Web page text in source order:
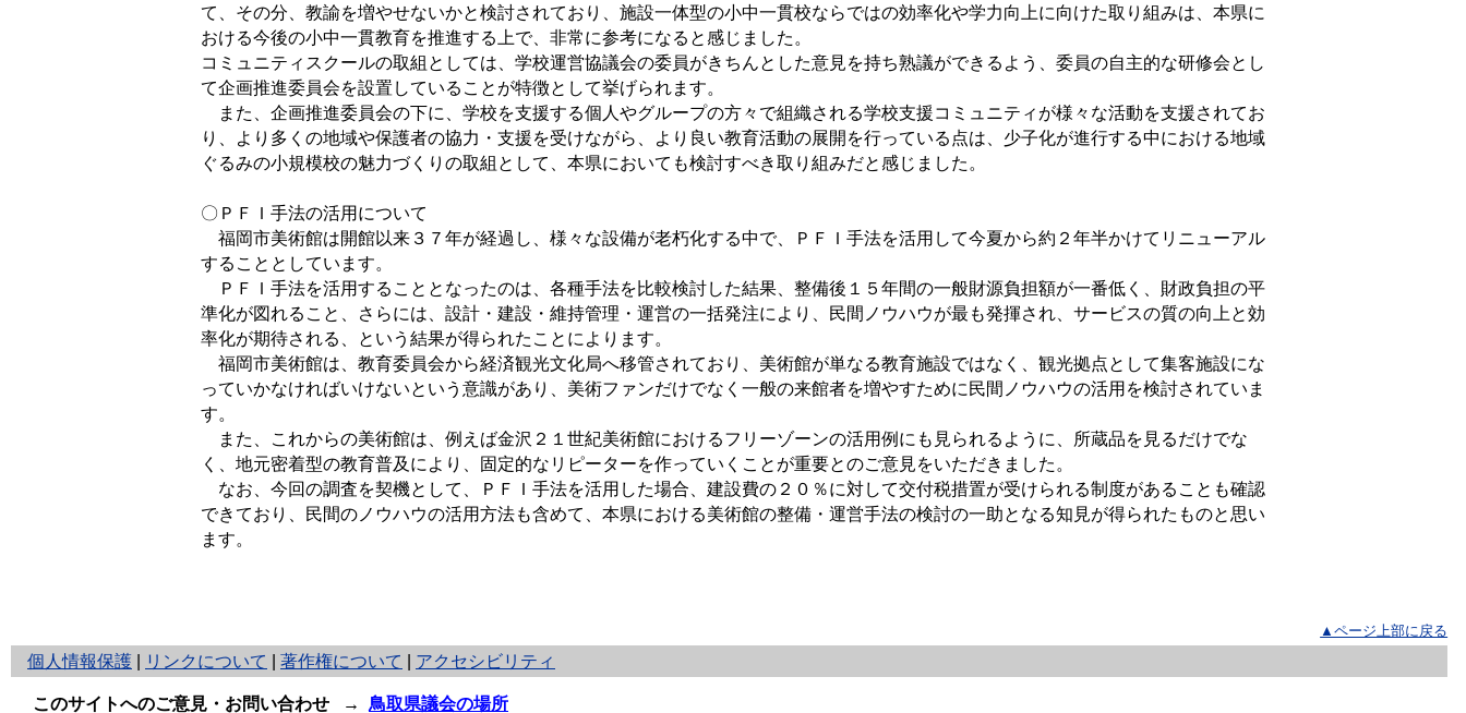
て、その分、教諭を増やせないかと検討されており、施設一体型の小中一貫校ならではの効率化や学力向上に向けた取り組みは、本県に
おける今後の小中一貫教育を推進する上で、非常に参考になると感じました。
コミュニティスクールの取組としては、学校運営協議会の委員がきちんとした意見を持ち熟議ができるよう、委員の自主的な研修会とし
て企画推進委員会を設置していることが特徴として挙げられます。
また、企画推進委員会の下に、学校を支援する個人やグループの方々で組織される学校支援コミュニティが様々な活動を支援されてお
り、より多くの地域や保護者の協力・支援を受けながら、より良い教育活動の展開を行っている点は、少子化が進行する中における地域
ぐるみの小規模校の魅力づくりの取組として、本県においても検討すべき取り組みだと感じました。
〇ＰＦＩ手法の活用について
福岡市美術館は開館以来３７年が経過し、様々な設備が老朽化する中で、ＰＦＩ手法を活用して今夏から約２年半かけてリニューアル
することとしています。
ＰＦＩ手法を活用することとなったのは、各種手法を比較検討した結果、整備後１５年間の一般財源負担額が一番低く、財政負担の平
準化が図れること、さらには、設計・建設・維持管理・運営の一括発注により、民間ノウハウが最も発揮され、サービスの質の向上と効
率化が期待される、という結果が得られたことによります。
福岡市美術館は、教育委員会から経済観光文化局へ移管されており、美術館が単なる教育施設ではなく、観光拠点として集客施設にな
っていかなければいけないという意識があり、美術ファンだけでなく一般の来館者を増やすために民間ノウハウの活用を検討されていま
す。
また、これからの美術館は、例えば金沢２１世紀美術館におけるフリーゾーンの活用例にも見られるように、所蔵品を見るだけでな
く、地元密着型の教育普及により、固定的なリピーターを作っていくことが重要とのご意見をいただきました。
なお、今回の調査を契機として、ＰＦＩ手法を活用した場合、建設費の２０％に対して交付税措置が受けられる制度があることも確認
できており、民間のノウハウの活用方法も含めて、本県における美術館の整備・運営手法の検討の一助となる知見が得られたものと思い
ます。
▲ページ上部に戻る
個人情報保護
と
り
ネ
リンクについて 著作権について アクセシビリティ
このサイトへのご意見・お問い合わせ → 鳥取県議会の場所